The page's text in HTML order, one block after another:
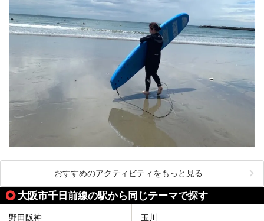
おすすめのアクティビティをもっと見る
大阪市千日前線の駅から同じテーマで探す
野田阪神 玉川